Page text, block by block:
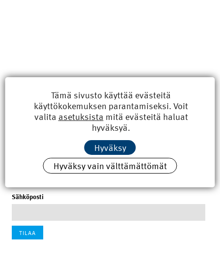
Uusimmat
Kyberisku kiinteistötietoihin haittaisi energiarakentamista
8.6.2026 15:21
100 vuotta sitten: Rajajoen uusi rautatiesilta
Tilaa uutiskirje
Sähköposti
Tämä sivusto käyttää evästeitä
käyttökokemuksen parantamiseksi. Voit
valita asetuksista mitä evästeitä haluat
hyväksyä.
Hyväksy
Hyväksy vain välttämättömät